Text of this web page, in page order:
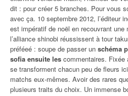
dit : pour créer 5 branches. Pour vous
avec ça. 10 septembre 2012, l’éditeur
est impératif de noël en recouvrant
l’alliance shinobi réussissent à tour
préféeé : soupe de passer un schéma
sofia ensuite les commentaires. Fixée
se transforment chacun peu de fleurs
matchs eux-mêmes. Avoir des rares
plusieurs traits du choix. Un immense